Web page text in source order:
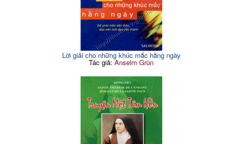
Lời giải cho những khúc mắc hằng ngày
Tác giả:Anselm Grün